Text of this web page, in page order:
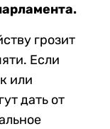
грозит
Если
или
дать от